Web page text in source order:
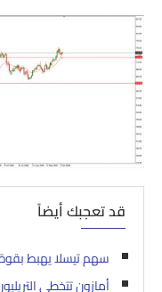
قد تعجبك أيضاً
سهم تيسلا يهبط
أمازون تتخطى